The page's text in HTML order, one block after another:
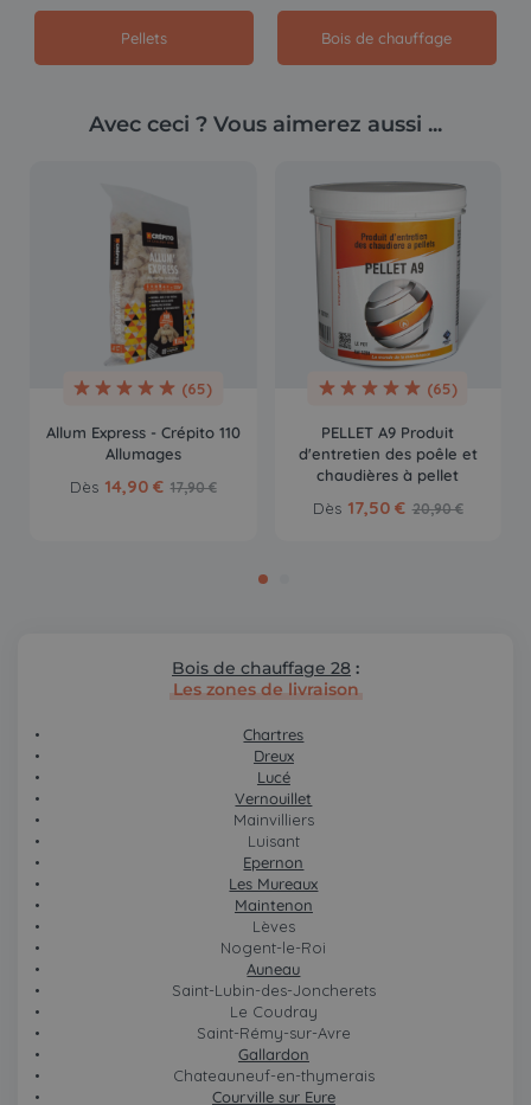
Pellets Bois de chauffage
Avec ceci ? Vous aimerez aussi ...
(65)
Allum Express - Crépito 110
Allumages
Dès 14,90 € 17,90 €
(65)
PELLET A9 Produit
d'entretien des poêle et
chaudières à pellet
Dès 17,50 € 20,90 €
Bois de chauffage 28 :
Les zones de livraison
Chartres
Dreux
Lucé
Vernouillet
Mainvilliers
Luisant
Epernon
Les Mureaux
Maintenon
Lèves
Nogent-le-Roi
Auneau
Saint-Lubin-des-Joncherets
Le Coudray
Saint-Rémy-sur-Avre
Gallardon
Chateauneuf-en-thymerais
Courville sur Eure